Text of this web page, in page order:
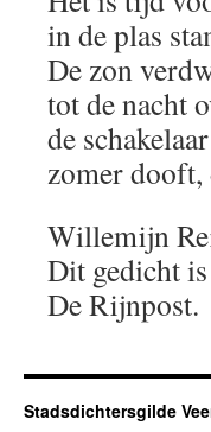
in de plas
De zon
tot de nacht
de
zomer dooft,
Willemijn
Dit gedicht
De Rijnpost.
Stadsdichtersgilde